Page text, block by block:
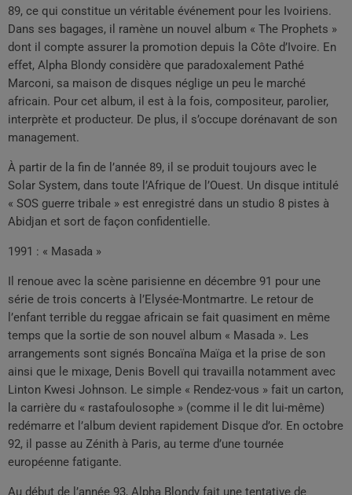
89, ce qui constitue un véritable événement pour les Ivoiriens.
Dans ses bagages, il ramène un nouvel album « The Prophets »
dont il compte assurer la promotion depuis la Côte d’Ivoire. En
effet, Alpha Blondy considère que paradoxalement Pathé
Marconi, sa maison de disques néglige un peu le marché
africain. Pour cet album, il est à la fois, compositeur, parolier,
interprète et producteur. De plus, il s’occupe dorénavant de son
management.
À partir de la fin de l’année 89, il se produit toujours avec le
Solar System, dans toute l’Afrique de l’Ouest. Un disque intitulé
« SOS guerre tribale » est enregistré dans un studio 8 pistes à
Abidjan et sort de façon confidentielle.
1991 : « Masada »
Il renoue avec la scène parisienne en décembre 91 pour une
série de trois concerts à l’Elysée-Montmartre. Le retour de
l’enfant terrible du reggae africain se fait quasiment en même
temps que la sortie de son nouvel album « Masada ». Les
arrangements sont signés Boncaïna Maïga et la prise de son
ainsi que le mixage, Denis Bovell qui travailla notamment avec
Linton Kwesi Johnson. Le simple « Rendez-vous » fait un carton,
la carrière du « rastafoulosophe » (comme il le dit lui-même)
redémarre et l’album devient rapidement Disque d’or. En octobre
92, il passe au Zénith à Paris, au terme d’une tournée
européenne fatigante.
Au début de l’année 93, Alpha Blondy fait une tentative de